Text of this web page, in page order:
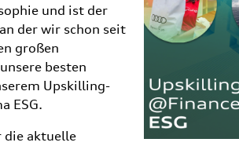
und ist der
der wir schon seit
großen
besten
Upskilling-
ESG.
die aktuelle